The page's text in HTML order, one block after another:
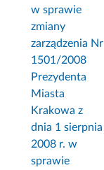
w sprawie
zmiany
zarządzenia Nr
1501/2008
Prezydenta
Miasta
Krakowa z
dnia 1 sierpnia
2008 r. w
sprawie